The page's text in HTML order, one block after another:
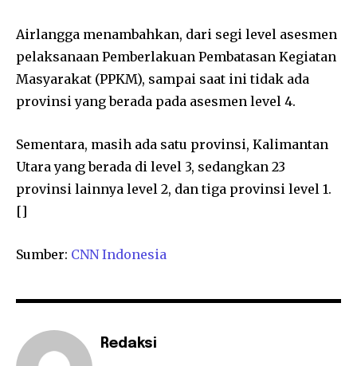
Airlangga menambahkan, dari segi level asesmen
pelaksanaan Pemberlakuan Pembatasan Kegiatan
Masyarakat (PPKM), sampai saat ini tidak ada
provinsi yang berada pada asesmen level 4.
Sementara, masih ada satu provinsi, Kalimantan
Utara yang berada di level 3, sedangkan 23
provinsi lainnya level 2, dan tiga provinsi level 1.
[]
Sumber: CNN Indonesia
Redaksi